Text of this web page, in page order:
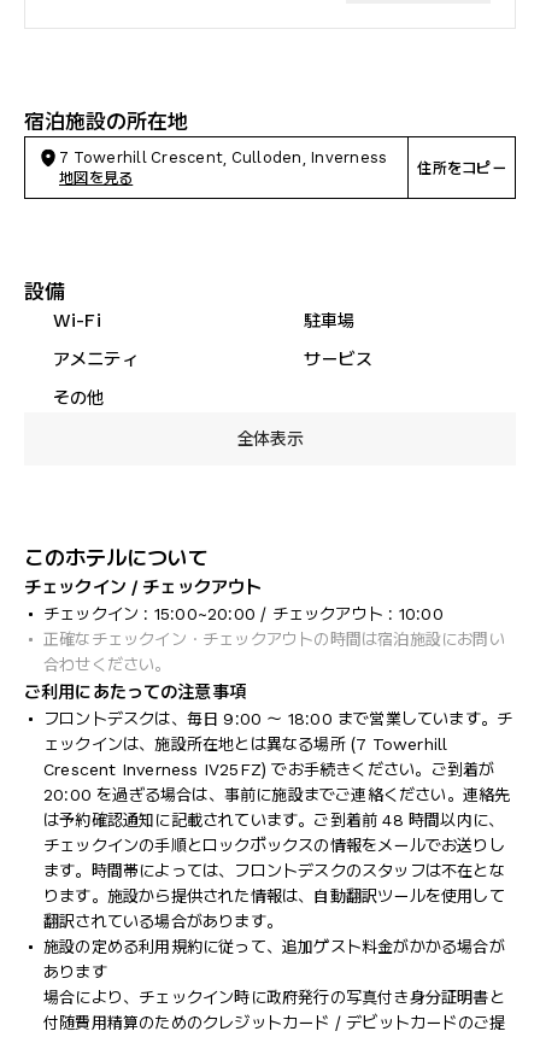
宿泊施設の所在地
7 Towerhill Crescent, Culloden, Inverness
地図を見る
住所をコピー
設備
Wi-Fi
駐車場
アメニティ
サービス
その他
全体表示
このホテルについて
チェックイン / チェックアウト
チェックイン : 15:00~20:00 / チェックアウト : 10:00
正確なチェックイン・チェックアウトの時間は宿泊施設にお問い
合わせください。
ご利用にあたっての注意事項
フロントデスクは、毎日 9:00 ～ 18:00 まで営業しています。チ
ェックインは、施設所在地とは異なる場所 (7 Towerhill
Crescent Inverness IV25FZ) でお手続きください。ご到着が
20:00 を過ぎる場合は、事前に施設までご連絡ください。連絡先
は予約確認通知に記載されています。ご到着前 48 時間以内に、
チェックインの手順とロックボックスの情報をメールでお送りし
ます。時間帯によっては、フロントデスクのスタッフは不在とな
ります。施設から提供された情報は、自動翻訳ツールを使用して
翻訳されている場合があります。
施設の定める利用規約に従って、追加ゲスト料金がかかる場合が
あります
場合により、チェックイン時に政府発行の写真付き身分証明書と
付随費用精算のためのクレジットカード / デビットカードのご提